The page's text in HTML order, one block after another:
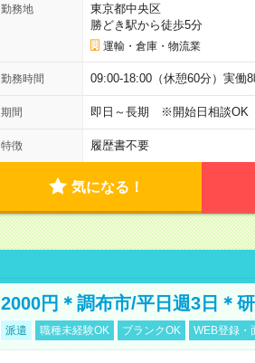
勤務地
東京都中央区
勝どき駅から徒歩5分
運輸・倉庫・物流業
勤務時間 09:00-18:00（休憩60分）実働
期間 即日～長期 ※開始日相談OK
特徴 履歴書不要
気になる！
2000円＊調布市/平日週3日＊
派遣 職種未経験OK ブランクOK WEB登録・